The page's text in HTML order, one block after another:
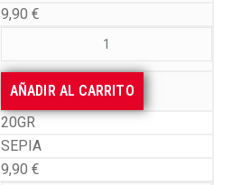
9,90 €
AÑADIR AL CARRITO
20GR
SEPIA
9,90 €